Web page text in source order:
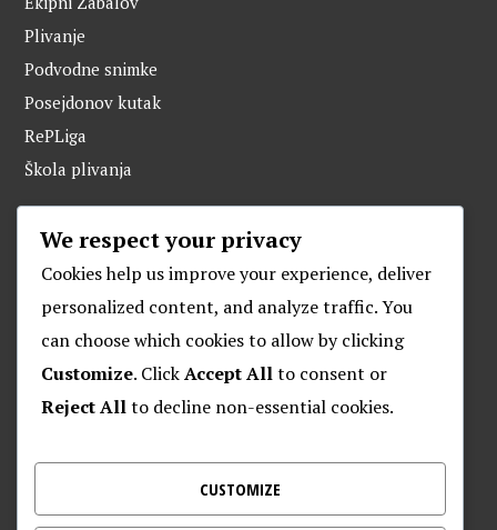
Plivanje
Podvodne snimke
Posejdonov kutak
RePLiga
Škola plivanja
ARHIVA
O POSEJDONU
Plivački klub “Posejdon”
Nalješkovićeva 17, Zagreb
Kontakt za veterane – 095 905 9720
We respect your privacy
Cookies help us improve your experience, deliver
personalized content, and analyze traffic. You
can choose which cookies to allow by clicking
Customize. ClickAccept Allto consent or
Reject Allto decline non-essential cookies.
CUSTOMIZE